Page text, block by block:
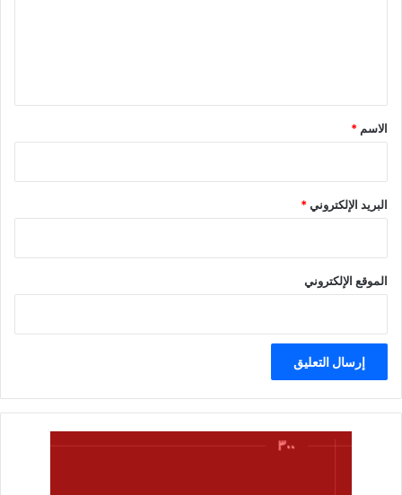
*
الاسم *
البريد الإلكتروني*
الموقع الإلكتروني